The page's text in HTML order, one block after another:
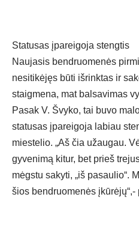
Statusas įpareigoja stengtis
Naujasis bendruomenės
nesitikėjęs būti išrinktas ir
staigmena, mat balsavimas
Pasak V. Švyko, tai buvo
statusas įpareigoja labiau
miestelio. „Aš čia užaugau.
gyvenimą kitur, bet prieš
mėgstu sakyti, „iš pasaulio“.
šios bendruomenės